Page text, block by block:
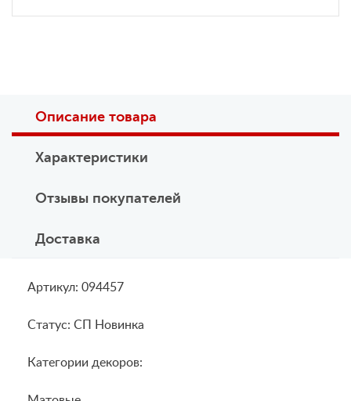
Описание товара
Характеристики
Отзывы покупателей
Доставка
Артикул: 094457
Статус: СП Новинка
Категории декоров: